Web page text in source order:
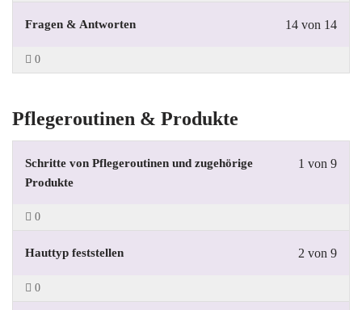
14 von 14
Fragen & Antworten
0
Pflegeroutinen & Produkte
1 von 9
Schritte von Pflegeroutinen und zugehörige
Produkte
0
2 von 9
Hauttyp feststellen
0